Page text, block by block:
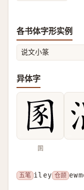
各书体字形实例
说文小篆
异体字
圂
五笔 iley 仓颉